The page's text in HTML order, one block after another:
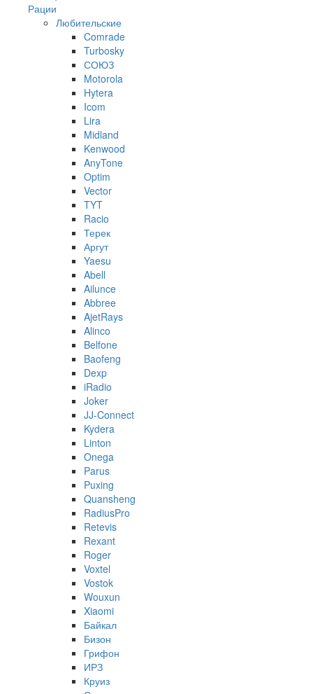
Рации
Любительские
Comrade
Turbosky
СОЮЗ
Motorola
Hytera
Icom
Lira
Midland
Kenwood
AnyTone
Optim
Vector
TYT
Racio
Терек
Аргут
Yaesu
Abell
Ailunce
Abbree
AjetRays
Alinco
Belfone
Baofeng
Dexp
iRadio
Joker
JJ-Connect
Kydera
Linton
Onega
Parus
Puxing
Quansheng
RadiusPro
Retevis
Rexant
Roger
Voxtel
Vostok
Wouxun
Xiaomi
Байкал
Бизон
Грифон
ИРЗ
Круиз